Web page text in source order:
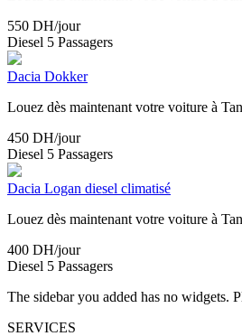
550 DH/jour
Diesel 5 Passagers
Dacia Dokker
Louez dès maintenant votre voiture à
450 DH/jour
Diesel 5 Passagers
Dacia Logan diesel climatisé
Louez dès maintenant votre voiture à
400 DH/jour
Diesel 5 Passagers
The sidebar you added has no widgets.
SERVICES